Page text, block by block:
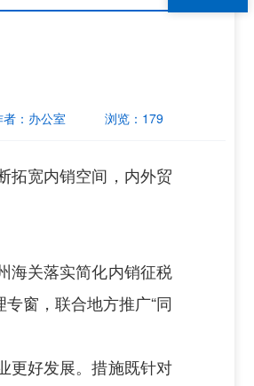
： 办公室 浏览： 179
拓宽内销空间，内外贸
海关落实简化内销征税
窗，联合地方推广“同
更好发展。措施既针对